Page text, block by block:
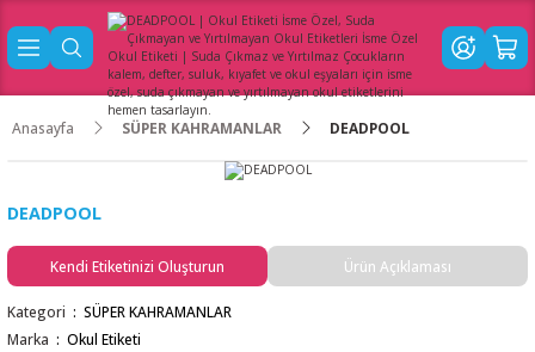
Anasayfa SÜPER KAHRAMANLAR DEADPOOL
DEADPOOL
Kendi Etiketinizi Oluşturun Ürün Açıklaması
Kategori
SÜPER KAHRAMANLAR
Marka
Okul Etiketi